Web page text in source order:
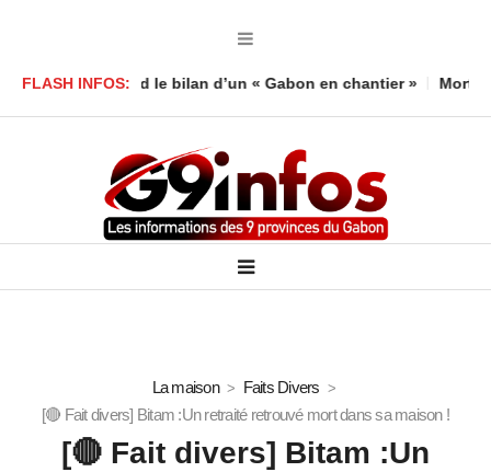
FLASH INFOS:
défend le bilan d’un « Gabon en chantier » Mort d’un
La maison
Faits Divers
[🔴 Fait divers] Bitam :Un retraité retrouvé mort dans sa maison !
[🔴 Fait divers] Bitam :Un